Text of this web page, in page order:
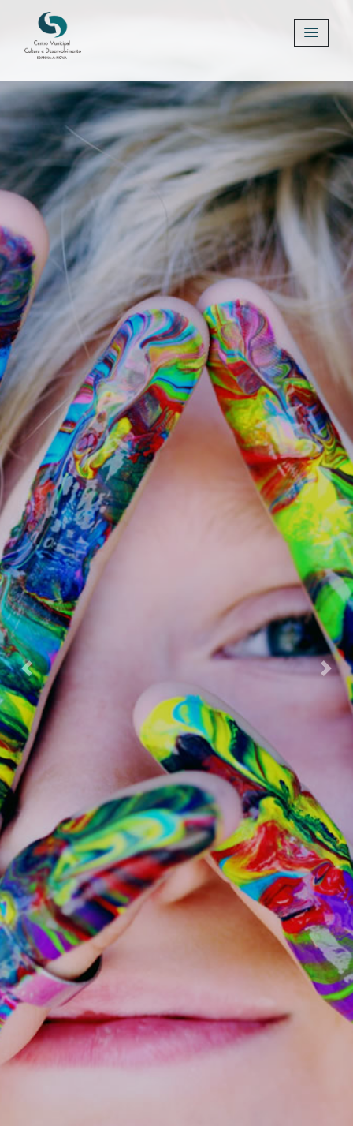
Previous Next